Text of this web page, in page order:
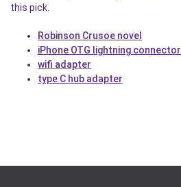
this pick.
Robinson Crusoe novel
iPhone OTG lightning connector
wifi adapter
type C hub adapter